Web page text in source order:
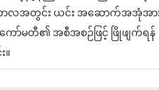
အတွင်း ယင်း အဆောက်အအုံအား
ကော်မတီ၏ အစီအစဉ်ဖြင့် ဖြိုဖျက်ရန်
။